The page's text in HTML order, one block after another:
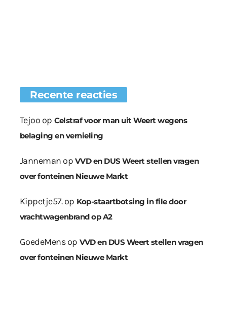
Recente reacties
Tejoo op Celstraf voor man uit Weert wegens
belaging en vernieling
Janneman op VVD en DUS Weert stellen vragen
over fonteinen Nieuwe Markt
Kippetje57.op Kop-staartbotsing in file door
vrachtwagenbrand op A2
GoedeMensop VVD en DUS Weert stellen vragen
over fonteinen Nieuwe Markt